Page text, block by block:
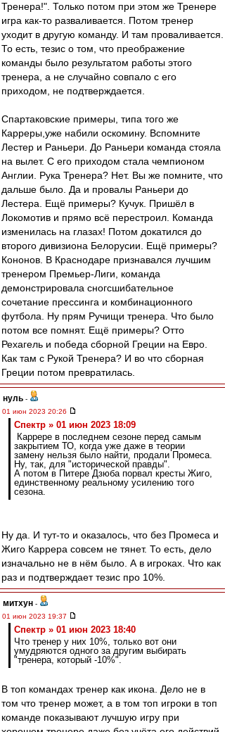
Тренера!". Только потом при этом же Тренере
игра как-то разваливается. Потом тренер
уходит в другую команду. И там проваливается.
То есть, тезис о том, что преображение
команды было результатом работы этого
тренера, а не случайно совпало с его
приходом, не подтверждается.
Спартаковские примеры, типа того же
Карреры,уже набили оскомину. Вспомните
Лестер и Раньери. До Раньери команда стояла
на вылет. С его приходом стала чемпионом
Англии. Рука Тренера? Нет. Вы же помните, что
дальше было. Да и провалы Раньери до
Лестера. Ещё примеры? Кучук. Пришёл в
Локомотив и прямо всё перестроил. Команда
изменилась на глазах! Потом докатился до
второго дивизиона Белорусии. Ещё примеры?
Кононов. В Краснодаре признавался лучшим
тренером Премьер-Лиги, команда
демонстрировала сногсшибательное
сочетание прессинга и комбинационного
футбола. Ну прям Ручищи тренера. Что было
потом все помнят. Ещё примеры? Отто
Рехагель и победа сборной Греции на Евро.
Как там с Рукой Тренера? И во что сборная
Греции потом превратилась.
нуль -
01 июн 2023 20:26
Спектр » 01 июн 2023 18:09
Каррере в последнем сезоне перед самым
закрытием ТО, когда уже даже в теории
замену нельзя было найти, продали Промеса.
Ну, так, для "исторической правды".
А потом в Питере Дзюба порвал кресты Жиго,
единственному реальному усилению того
сезона.
Ну да. И тут-то и оказалось, что без Промеса и
Жиго Каррера совсем не тянет. То есть, дело
изначально не в нём было. А в игроках. Что как
раз и подтверждает тезис про 10%.
митхун -
01 июн 2023 19:37
Спектр » 01 июн 2023 18:40
Что тренер у них 10%, только вот они
умудряются одного за другим выбирать
"тренера, который -10%".
В топ командах тренер как икона. Дело не в
том что тренер может, а в том топ игроки в топ
команде показывают лучшую игру при